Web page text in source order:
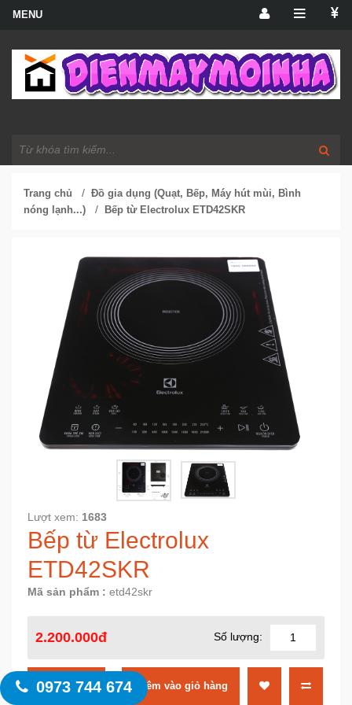
Trang chủ / Đồ gia dụng (Quạt, Bếp, Máy hút mùi, Bình
nóng lạnh...) / Bếp từ Electrolux ETD42SKR
Lượt xem: 1683
Bếp từ Electrolux
ETD42SKR
Mã sản phẩm : etd42skr
2.200.000đ Số lượng:
MUA NGAY
0973 744 674